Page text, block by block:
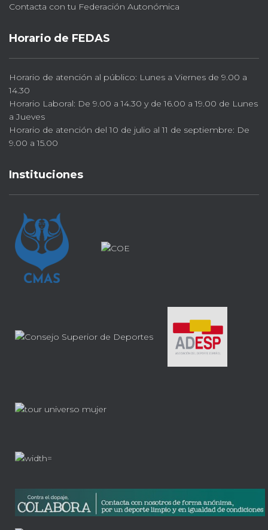
Contacta con tu Federación Autonómica
Horario de FEDAS
Horario de atención al público: Lunes a Viernes de 9.00 a
14.30
Horario Laboral: De 9.00 a 14.30 y de 16.00 a 19.00 de Lunes
a Jueves
Horario de atención del 10 de julio al 11 de septiembre: De
9.00 a 15.00
Instituciones